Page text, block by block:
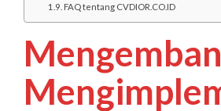
FAQ tentang CVDIOR.CO.ID